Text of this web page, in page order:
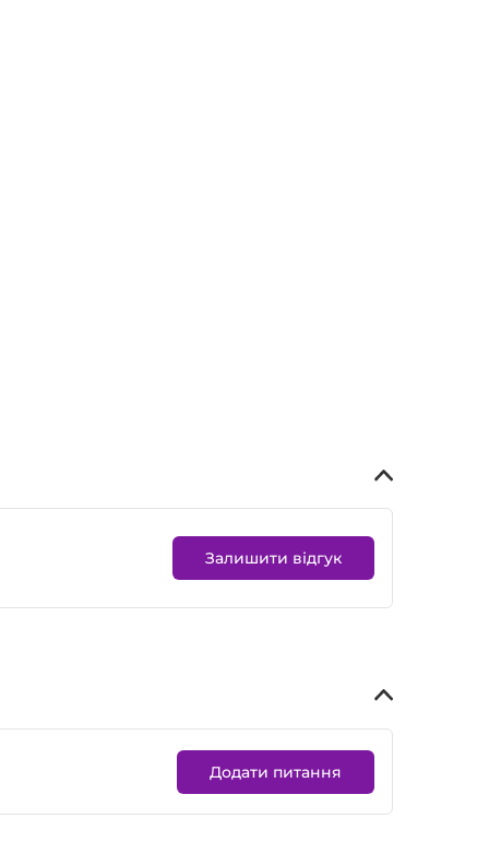
Залишити відгук
Додати питання